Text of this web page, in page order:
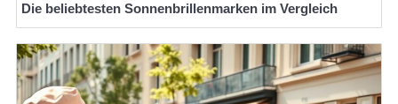
Die beliebtesten Sonnenbrillenmarken im Vergleich